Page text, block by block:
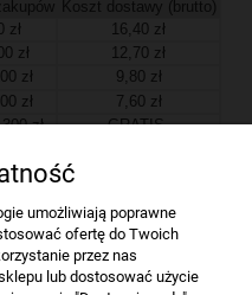
Koszt dostawy (brutto)
16,40 zł
zł
12,70 zł
zł
9,80 zł
zł
7,60 zł
zł
GRATIS
umożliwiają poprawne
ofertę do Twoich
przez nas
lub dostosować użycie